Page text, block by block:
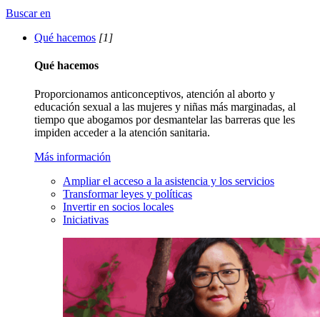
Buscar en
Qué hacemos [1]
Qué hacemos
Proporcionamos anticonceptivos, atención al aborto y
educación sexual a las mujeres y niñas más marginadas, al
tiempo que abogamos por desmantelar las barreras que les
impiden acceder a la atención sanitaria.
Más información
Ampliar el acceso a la asistencia y los servicios
Transformar leyes y políticas
Invertir en socios locales
Iniciativas